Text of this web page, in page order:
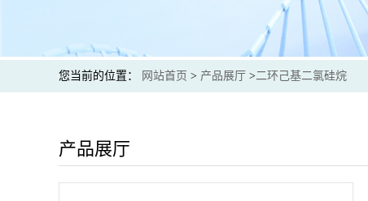
您当前的位置： 网站首页 > 产品展厅 >二环己基二氯硅烷
产品展厅